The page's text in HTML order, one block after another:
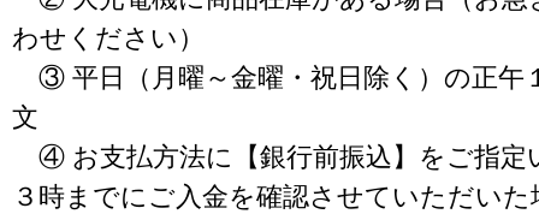
わせください）
③ 平日（月曜～金曜・祝日除く）の正午
文
④ お支払方法に【銀行前振込】をご指定
３時までにご入金を確認させていただいた